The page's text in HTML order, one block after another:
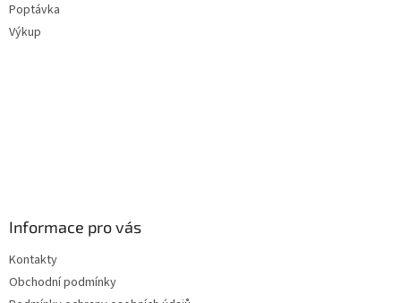
Poptávka
Výkup
Informace pro vás
Kontakty
Obchodní podmínky